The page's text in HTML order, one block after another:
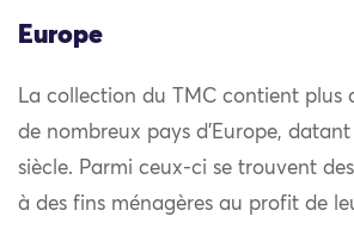
Europe
La collection du TMC contient plus
de nombreux pays d’Europe,
siècle. Parmi ceux-ci se trouvent
à des fins ménagères au profit de